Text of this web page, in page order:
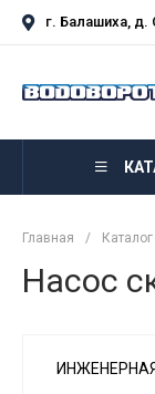
г. Балашиха, д.
Главная /
Насос